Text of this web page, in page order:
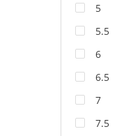
5
5.5
6
6.5
7
7.5